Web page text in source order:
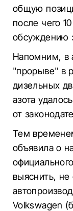
общую
после чего
обсуждению
Напомним, в
"прорыве" в
дизельных
азота
от
Тем
объявила о
выяснить,
Volkswagen